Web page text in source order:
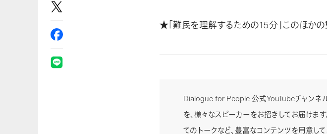
★「難民を理解するための15分」このほか
Dialogue for People 公式YouTubeチャンネ
を、様々なスピーカーをお招きしてお届けま
てのトークなど、豊富なコンテンツを用意して